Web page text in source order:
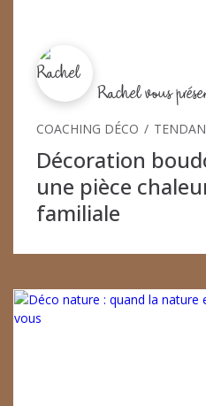
Rachel vous
COACHING DÉCO
Décoration
une pièce
familiale